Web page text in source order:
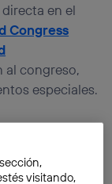
en el
Congress
al congreso,
especiales.
tengan
visitando,